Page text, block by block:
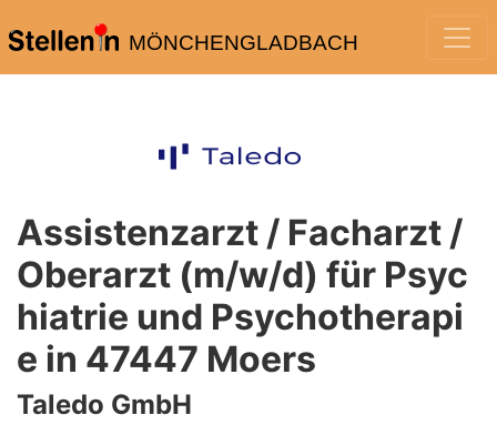
MÖNCHENGLADBACH
Assistenzarzt / Facharzt /
Oberarzt (m/w/d) für Psyc
hiatrie und Psychotherapi
e in 47447 Moers
Taledo GmbH